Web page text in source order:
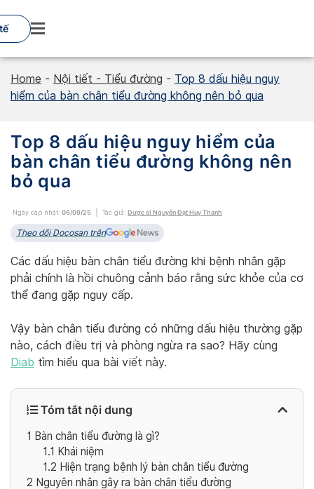
to
content
Home - Nội tiết - Tiểu đường - Top 8 dấu hiệu nguy
hiểm của bàn chân tiểu đường không nên bỏ qua
Top 8 dấu hiệu nguy hiểm của
bàn chân tiểu đường không nên
bỏ qua
Ngày cập nhật: 06/09/25 Tác giả: Dược sĩ Nguyễn Đạt Huy Thanh
Theo dõi Docosan trên
Các dấu hiệu bàn chân tiểu đường khi bệnh nhân gặp
phải chính là hồi chuông cảnh báo rằng sức khỏe của cơ
thể đang gặp nguy cấp.
Vậy bàn chân tiểu đường có những dấu hiệu thường gặp
nào, cách điều trị và phòng ngừa ra sao? Hãy cùng
Diab tìm hiểu qua bài viết này.
Tóm tắt nội dung
1 Bàn chân tiểu đường là gì?
1.1 Khái niệm
1.2 Hiện trạng bệnh lý bàn chân tiểu đường
2 Nguyên nhân gây ra bàn chân tiểu đường